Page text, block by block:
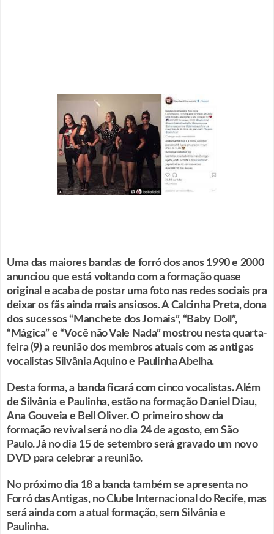
Uma das maiores bandas de forró dos anos 1990 e 2000
anunciou que está voltando com a formação quase
original e acaba de postar uma foto nas redes sociais pra
deixar os fãs ainda mais ansiosos. A Calcinha Preta, dona
dos sucessos “Manchete dos Jornais”, “Baby Doll”,
“Mágica” e “Você não Vale Nada” mostrou nesta quarta-
feira (9) a reunião dos membros atuais com as antigas
vocalistas Silvânia Aquino e Paulinha Abelha.
Desta forma, a banda ficará com cinco vocalistas. Além
de Silvânia e Paulinha, estão na formação Daniel Diau,
Ana Gouveia e Bell Oliver. O primeiro show da
formação revival será no dia 24 de agosto, em São
Paulo. Já no dia 15 de setembro será gravado um novo
DVD para celebrar a reunião.
No próximo dia 18 a banda também se apresenta no
Forró das Antigas, no Clube Internacional do Recife, mas
será ainda com a atual formação, sem Silvânia e
Paulinha.